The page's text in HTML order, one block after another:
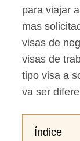
para viajar
mas
visas de
visas de
tipo visa a
va ser
Índice